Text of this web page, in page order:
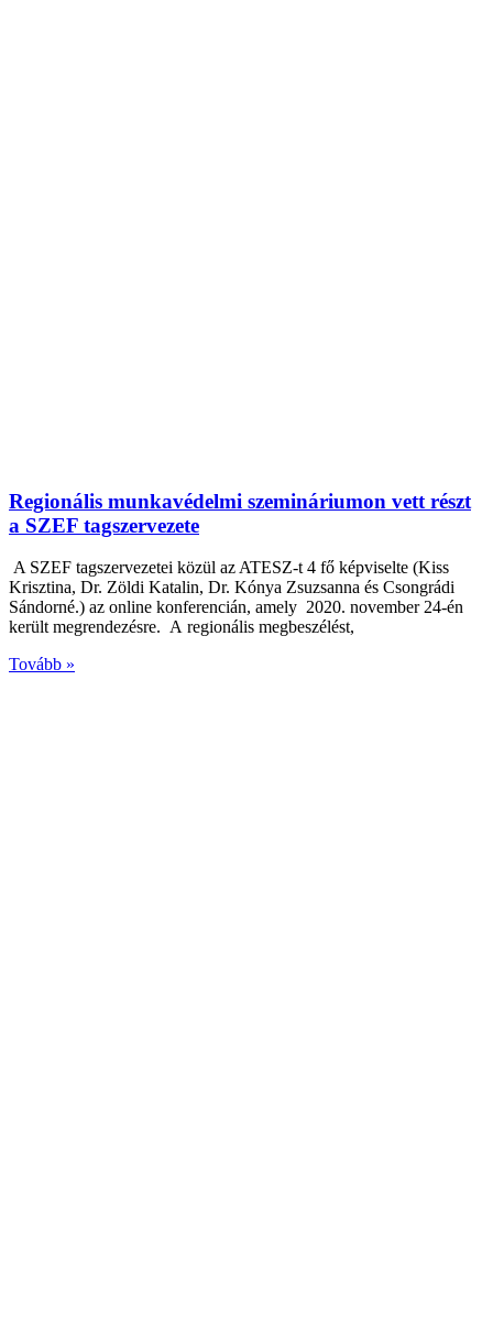
Regionális munkavédelmi szemináriumon vett részt
a SZEF tagszervezete
A SZEF tagszervezetei közül az ATESZ-t 4 fő képviselte (Kiss
Krisztina, Dr. Zöldi Katalin, Dr. Kónya Zsuzsanna és Csongrádi
Sándorné.) az online konferencián, amely 2020. november 24-én
került megrendezésre. A regionális megbeszélést,
Tovább »